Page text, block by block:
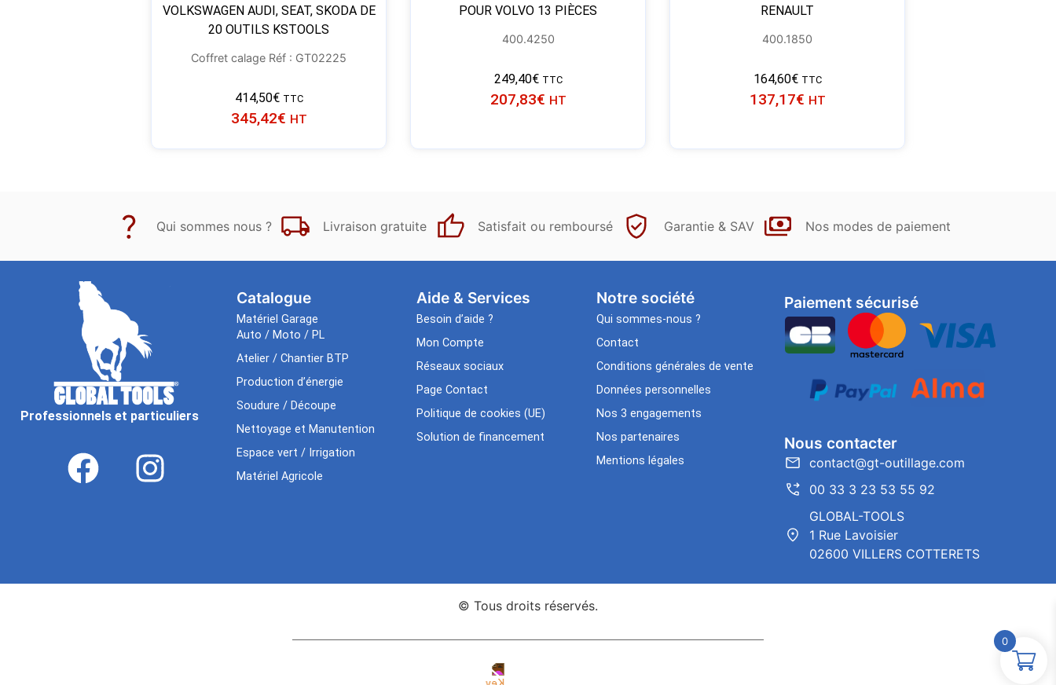
VOLKSWAGEN AUDI, SEAT, SKODA DE
20 OUTILS KSTOOLS
Coffret calage Réf : GT02225
414,50€ TTC
345,42€ HT
POUR VOLVO 13 PIÈCES
400.4250
249,40€ TTC
207,83€ HT
RENAULT
400.1850
164,60€ TTC
137,17€ HT
Qui sommes nous ? Livraison gratuite Satisfait ou remboursé Garantie & SAV Nos modes de paiement
Professionnels et particuliers
Catalogue
Matériel Garage
Auto / Moto / PL
Atelier / Chantier BTP
Production d’énergie
Soudure / Découpe
Nettoyage et Manutention
Espace vert / Irrigation
Matériel Agricole
Aide & Services​
Besoin d’aide ?
Mon Compte
Réseaux sociaux
Page Contact
Politique de cookies (UE)
Solution de financement
Notre société
Qui sommes-nous ?
Contact
Conditions générales de vente
Données personnelles
Nos 3 engagements
Nos partenaires
Mentions légales
Paiement sécurisé
Nous contacter
contact@gt-outillage.com
00 33 3 23 53 55 92
GLOBAL-TOOLS
1 Rue Lavoisier
02600 VILLERS COTTERETS
© Tous droits réservés.
0